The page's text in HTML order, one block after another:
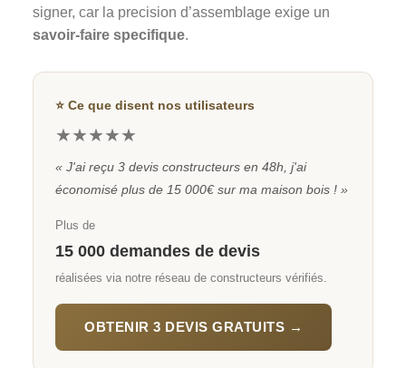
signer, car la precision d’assemblage exige un
savoir-faire specifique.
⭐ Ce que disent nos utilisateurs
★★★★★
« J'ai reçu 3 devis constructeurs en 48h, j'ai
économisé plus de 15 000€ sur ma maison bois ! »
Plus de
15 000 demandes de devis
réalisées via notre réseau de constructeurs vérifiés.
OBTENIR 3 DEVIS GRATUITS →